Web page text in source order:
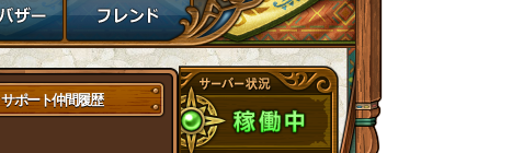
サポート仲間履歴